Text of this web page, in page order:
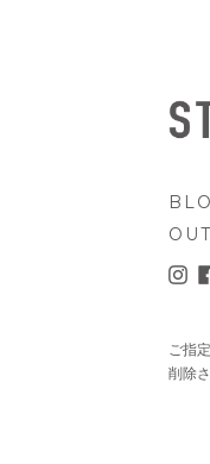
ご指
削除